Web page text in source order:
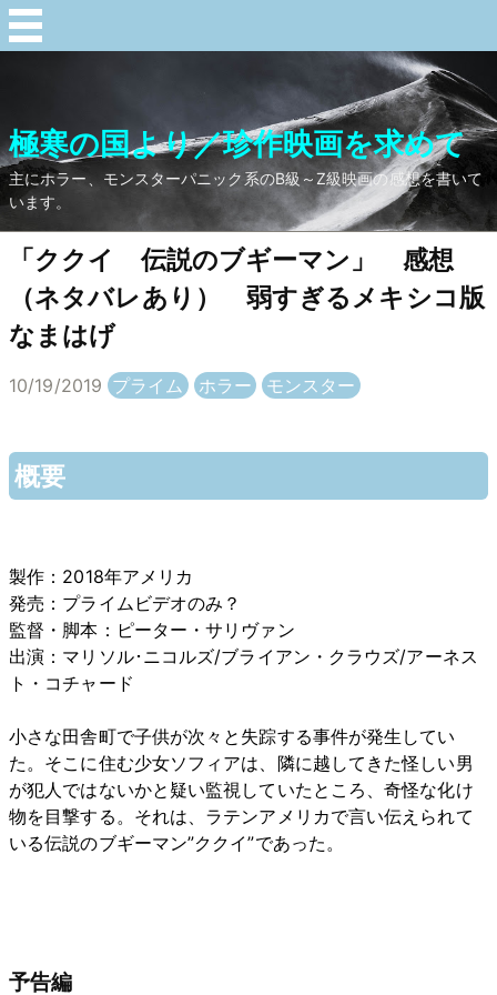
極寒の国より／珍作映画を求めて
主にホラー、モンスターパニック系のB級～Z級映画の感想を書いて
います。
「ククイ 伝説のブギーマン」 感想
（ネタバレあり） 弱すぎるメキシコ版
なまはげ
10/19/2019 プライム ホラー モンスター
概要
製作：2018年アメリカ
発売：プライムビデオのみ？
監督・脚本：ピーター・サリヴァン
出演：マリソル･ニコルズ/ブライアン・クラウズ/アーネス
ト・コチャード
小さな田舎町で子供が次々と失踪する事件が発生してい
た。そこに住む少女ソフィアは、隣に越してきた怪しい男
が犯人ではないかと疑い監視していたところ、奇怪な化け
物を目撃する。それは、ラテンアメリカで言い伝えられて
いる伝説のブギーマン”ククイ”であった。
予告編